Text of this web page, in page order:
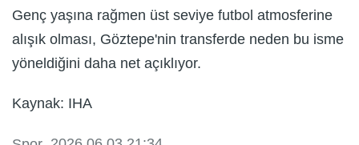
Genç yaşına rağmen üst seviye futbol atmosferine
alışık olması, Göztepe'nin transferde neden bu isme
yöneldiğini daha net açıklıyor.
Kaynak: IHA